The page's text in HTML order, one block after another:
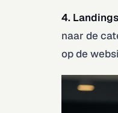
4.
naar de
op de